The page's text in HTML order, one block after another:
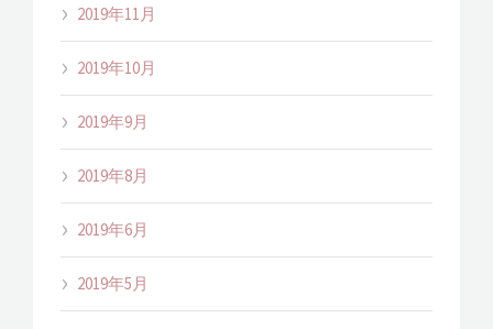
2019年11月
2019年10月
2019年9月
2019年8月
2019年6月
2019年5月